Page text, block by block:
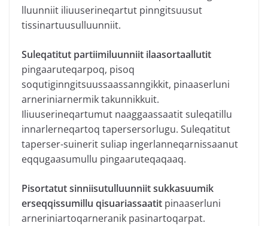
lluunniit iliuuserineqartut pinngitsuusut
tissinartuusulluunniit.
Suleqatitut partiimiluunniit ilaasortaallutit
pingaaruteqarpoq, pisoq
soqutiginngitsuussaassanngikkit, pinaaserluni
arneriniarnermik takunnikkuit.
Iliuuserineqartumut naaggaassaatit suleqatillu
innarlerneqartoq tapersersorlugu. Suleqatitut
taperser-suinerit suliap ingerlanneqarnissaanut
eqqugaasumullu pingaaruteqaqaaq.
Pisortatut sinniisutulluunniit sukkasuumik
erseqqissumillu qisuariassaatit pinaaserluni
arneriniartoqarneranik pasinartoqarpat.